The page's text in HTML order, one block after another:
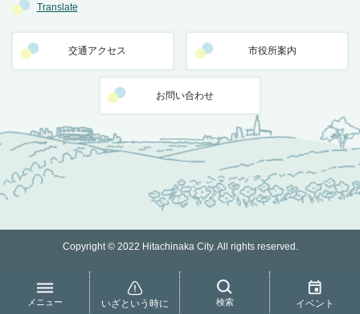
メニュー いざという時に 検索 イベント
Translate
交通アクセス 市役所案内
お問い合わせ
Copyright © 2022 Hitachinaka City. All rights reserved.